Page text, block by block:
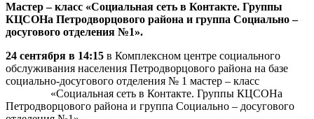
Мастер – класс «Социальная сеть в Контакте. Группы
КЦСОНа Петродворцового района и группа Социально –
досугового отделения №1».
24 сентября в 14:15 в Комплексном центре социального
обслуживания населения Петродворцового района на базе
социально-досугового отделения № 1 мастер – класс
«Социальная сеть в Контакте. Группы КЦСОНа
Петродворцового района и группа Социально – досугового